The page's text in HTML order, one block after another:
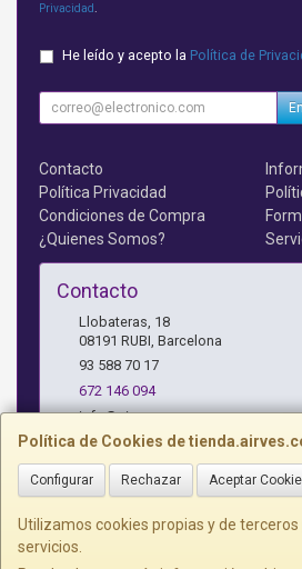
Política de Cookies de
Configurar Rechazar Aceptar
Utilizamos cookies propias y de
servicios.
Privacidad
He leído y acepto la Política de
Contacto
Política Privacidad
Condiciones de Compra
¿Quienes Somos?
Contacto
Llobateras, 18
08191 RUBI Barcelona
93 588 70 17
672 146 094
info@airves.com
Horario
Lunes a Jueves - 17 a 20 horas